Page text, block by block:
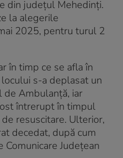
din județul Mehedinți.
la alegerile
2025, pentru turul 2
în timp ce se afla în
s-a deplasat un
de Ambulanță, iar
întrerupt în timpul
resuscitare. Ulterior,
decedat, după cum
Comunicare Județean